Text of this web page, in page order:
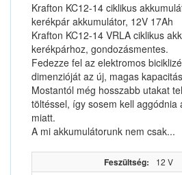
Krafton KC12-14 ciklikus
kerékpár akkumulátor, 12V 17Ah
Krafton KC12-14 VRLA ciklikus
kerékpárhoz, gondozásmentes.
Fedezze fel az elektromos
dimenzióját az új, magas
Mostantól még hosszabb utakat
töltéssel, így sosem kell aggódnia
miatt.
A mi akkumulátorunk nem csak...
Feszültség: 12 V